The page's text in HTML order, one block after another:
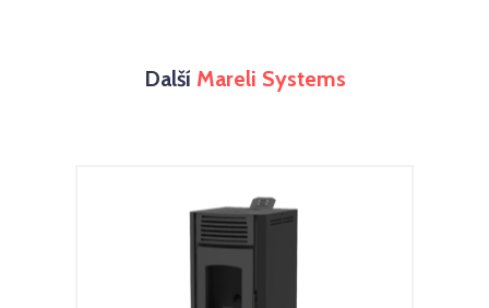
Další Mareli Systems